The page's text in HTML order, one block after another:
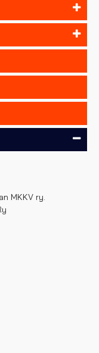
MKKV ry.